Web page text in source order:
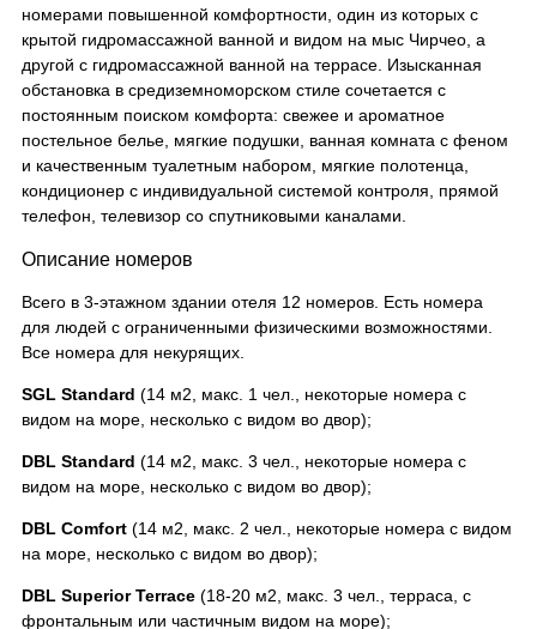
номерами повышенной комфортности, один из которых с
крытой гидромассажной ванной и видом на мыс Чирчео, а
другой с гидромассажной ванной на террасе. Изысканная
обстановка в средиземноморском стиле сочетается с
постоянным поиском комфорта: свежее и ароматное
постельное белье, мягкие подушки, ванная комната с феном
и качественным туалетным набором, мягкие полотенца,
кондиционер с индивидуальной системой контроля, прямой
телефон, телевизор со спутниковыми каналами.
Описание номеров
Всего в 3-этажном здании отеля 12 номеров. Есть номера
для людей с ограниченными физическими возможностями.
Все номера для некурящих.
SGL Standard (14 м2, макс. 1 чел., некоторые номера с
видом на море, несколько с видом во двор);
DBL Standard (14 м2, макс. 3 чел., некоторые номера с
видом на море, несколько с видом во двор);
DBL Comfort (14 м2, макс. 2 чел., некоторые номера с видом
на море, несколько с видом во двор);
DBL Superior Terrace (18-20 м2, макс. 3 чел., терраса, с
фронтальным или частичным видом на море);